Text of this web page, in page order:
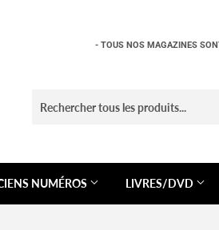
- TOUS NOS MAGAZINES
NUMÉROS LIVRES/DVD